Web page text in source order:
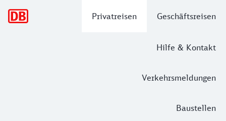
Privatreisen Geschäftsreisen
Hilfe & Kontakt
Verkehrsmeldungen
Baustellen